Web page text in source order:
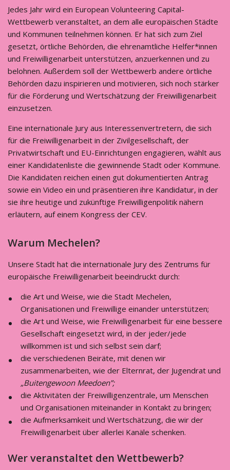
Jedes Jahr wird ein European Volunteering Capital-
Wettbewerb veranstaltet, an dem alle europäischen Städte
und Kommunen teilnehmen können. Er hat sich zum Ziel
gesetzt, örtliche Behörden, die ehrenamtliche Helfer*innen
und Freiwilligenarbeit unterstützen, anzuerkennen und zu
belohnen. Außerdem soll der Wettbewerb andere örtliche
Behörden dazu inspirieren und motivieren, sich noch stärker
für die Förderung und Wertschätzung der Freiwilligenarbeit
einzusetzen.
Eine internationale Jury aus Interessenvertretern, die sich
für die Freiwilligenarbeit in der Zivilgesellschaft, der
Privatwirtschaft und EU-Einrichtungen engagieren, wählt aus
einer Kandidatenliste die gewinnende Stadt oder Kommune.
Die Kandidaten reichen einen gut dokumentierten Antrag
sowie ein Video ein und präsentieren ihre Kandidatur, in der
sie ihre heutige und zukünftige Freiwilligenpolitik nähern
erläutern, auf einem Kongress der CEV.
Warum Mechelen?
Unsere Stadt hat die internationale Jury des Zentrums für
europäische Freiwilligenarbeit beeindruckt durch:
die Art und Weise, wie die Stadt Mechelen,
Organisationen und Freiwillige einander unterstützen;
die Art und Weise, wie Freiwilligenarbeit für eine bessere
Gesellschaft eingesetzt wird, in der jeder/jede
willkommen ist und sich selbst sein darf;
die verschiedenen Beiräte, mit denen wir
zusammenarbeiten, wie der Elternrat, der Jugendrat und
„Buitengewoon Meedoen”;
die Aktivitäten der Freiwilligenzentrale, um Menschen
und Organisationen miteinander in Kontakt zu bringen;
die Aufmerksamkeit und Wertschätzung, die wir der
Freiwilligenarbeit über allerlei Kanäle schenken.
Wer veranstaltet den Wettbewerb?